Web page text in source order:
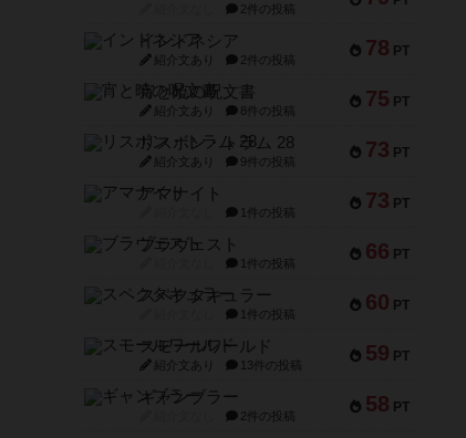
2件の投稿
78 PT
インドネシア
紹介文あり 2件の投稿
75 PT
宵と暁の呪文書
紹介文あり 8件の投稿
73 PT
リスボン・トラム 28
紹介文あり 9件の投稿
73 PT
アマナイト
1件の投稿
66 PT
ブラヴェスト
1件の投稿
60 PT
スペクタキュラー
1件の投稿
59 PT
スモールワールド
紹介文あり 13件の投稿
58 PT
ギャンブラー
2件の投稿